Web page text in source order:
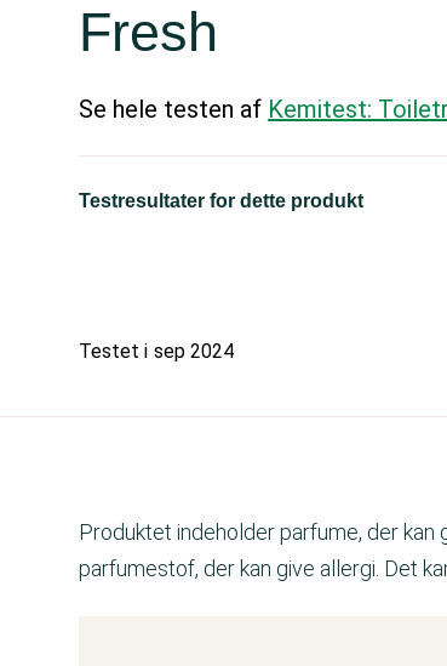
Fresh
Se hele testen af Kemitest:
Testresultater for dette produkt
Testet i sep 2024
Produktet indeholder parfume, der kan
parfumestof, der kan give allergi. Det